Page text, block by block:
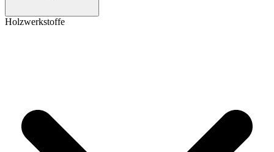
Holzwerkstoffe